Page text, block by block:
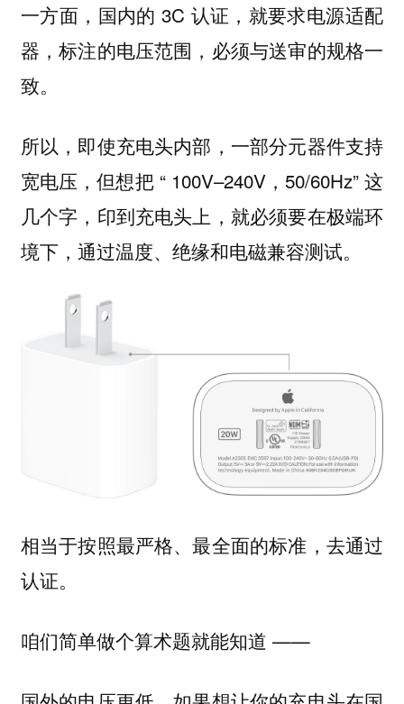
一方面，国内的 3C 认证，就要求电源适配
器，标注的电压范围，必须与送审的规格一
致。
所以，即使充电头内部，一部分元器件支持
宽电压，但想把 “ 100V–240V，50/60Hz” 这
几个字，印到充电头上，就必须要在极端环
境下，通过温度、绝缘和电磁兼容测试。
相当于按照最严格、最全面的标准，去通过
认证。
咱们简单做个算术题就能知道 ——